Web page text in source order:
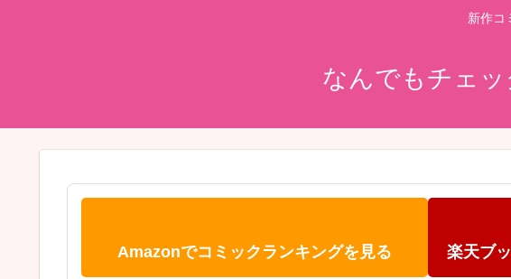
新作コ
なんでもチェッ
Amazonでコミックランキングを見る 楽天ブ